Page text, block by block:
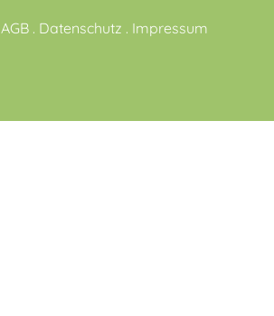
AGB. Datenschutz . Impressum